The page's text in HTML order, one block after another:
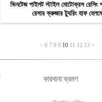
ভিনটেজ পাইলট স্টাইল মোটোক্রস রেসিং
রেসার ক্রুজার ট্যুরিং হাফ
< 6 7 8 9 10 11 12 13 >
কারখানা ভ্রমণ